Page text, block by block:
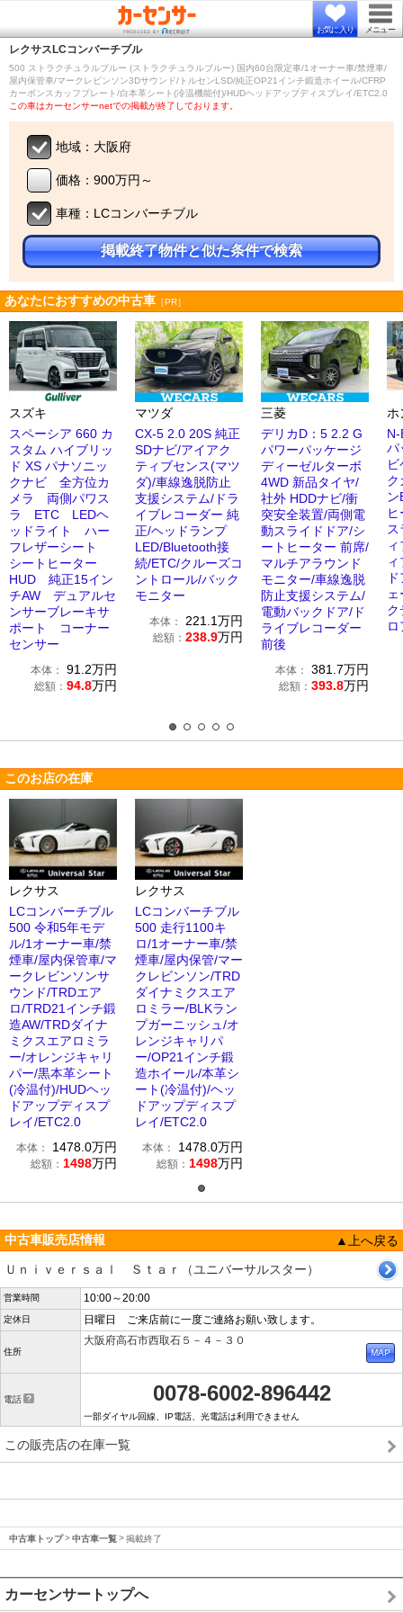
お気に入り メニュー
レクサス LCコンバーチブル
500 ストラクチュラルブルー (ストラクチュラルブルー) 国内60台限定車/1オーナー車/禁煙車/
屋内保管車/マークレビンソン3Dサウンド/トルセンLSD/純正OP21インチ鍛造ホイール/CFRP
カーボンスカッフプレート/白本革シート(冷温機能付)/HUDヘッドアップディスプレイ/ETC2.0
この車はカーセンサーnetでの掲載が終了しております。
地域：大阪府
価格：900万円～
車種：LCコンバーチブル
掲載終了物件と似た条件で検索
あなたにおすすめの中古車 ［PR］
スズキ
スペーシア 660 カ
スタム ハイブリッ
ド XS パナソニッ
クナビ 全方位カ
メラ 両側パワス
ラ ETC LEDヘ
ッドライト ハー
フレザーシート
シートヒーター
HUD 純正15イン
チAW デュアルセ
ンサーブレーキサ
ポート コーナー
センサー
本体： 91.2万円
総額： 94.8万円
マツダ
CX-5 2.0 20S 純正
SDナビ/アイアク
ティブセンス(マツ
ダ)/車線逸脱防止
支援システム/ドラ
イブレコーダー 純
正/ヘッドランプ
LED/Bluetooth接
続/ETC/クルーズコ
ントロール/バック
モニター
本体： 221.1万円
総額： 238.9万円
三菱
デリカD：5 2.2 G
パワーパッケージ
ディーゼルターボ
4WD 新品タイヤ/
社外 HDDナビ/衝
突安全装置/両側電
動スライドドア/シ
ートヒーター 前席/
マルチアラウンド
モニター/車線逸脱
防止支援システム/
電動バックドア/ド
ライブレコーダー
前後
本体： 381.7万円
総額： 393.8万円
ホ
パ
ク
ク
このお店の在庫
レクサス
LCコンバーチブル
500 令和5年モデ
ル/1オーナー車/禁
煙車/屋内保管車/マ
ークレビンソンサ
ウンド/TRDエア
ロ/TRD21インチ鍛
造AW/TRDダイナ
ミクスエアロミラ
ー/オレンジキャリ
パー/黒本革シート
(冷温付)/HUDヘッ
ドアップディスプ
レイ/ETC2.0
本体： 1478.0万円
総額： 1498万円
レクサス
LCコンバーチブル
500 走行1100キ
ロ/1オーナー車/禁
煙車/屋内保管/マー
クレビンソン/TRD
ダイナミクスエア
ロミラー/BLKラン
プガーニッシュ/オ
レンジキャリパ
ー/OP21インチ鍛
造ホイール/本革シ
ート(冷温付)/ヘッ
ドアップディスプ
レイ/ETC2.0
本体： 1478.0万円
総額： 1498万円
中古車販売店情報
▲上へ戻る
Ｕｎｉｖｅｒｓａｌ Ｓｔａｒ（ユニバーサルスター）
営業時間 10:00～20:00
定休日 日曜日 ご来店前に一度ご連絡お願い致します。
住所
大阪府高石市西取石５－４－３０
電話 0078-6002-896442
一部ダイヤル回線、IP電話、光電話は利用できません
この販売店の在庫一覧
中古車トップ 中古車一覧 掲載終了
カーセンサートップへ